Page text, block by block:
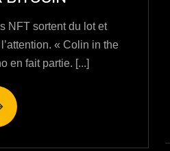
NFT sortent du lot et
« Colin in the
en fait partie. [...]